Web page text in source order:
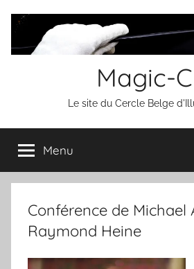
contenu
Magic-
Le site du Cercle Belge
Menu
Conférence de Michael
Raymond Heine